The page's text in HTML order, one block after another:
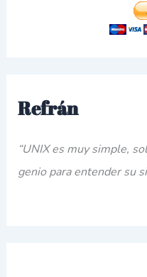
Refrán
“UNIX es muy simple,
genio para entender su